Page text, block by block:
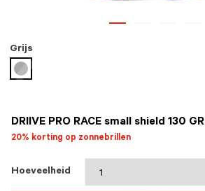
DRIIVE PRO RACE small shield 130 GR
20% korting op zonnebrillen
Grijs
geselecteerd
Hoeveelheid